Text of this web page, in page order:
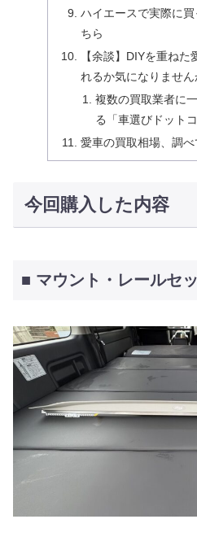
ハイエースで実際に買
ちら
【余談】DIYを重ね
れるか気になりません
複数の買取業者に
る「車選びドットコ
愛車の買取相場、調べ
今回購入した内容
■ マウント・レールセ